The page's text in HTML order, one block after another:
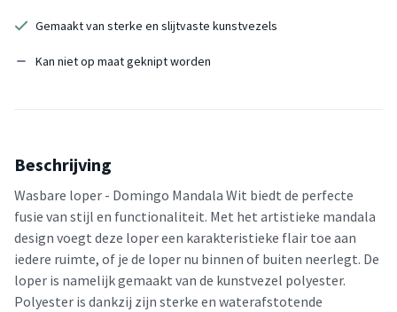
Gemaakt van sterke en slijtvaste kunstvezels
Kan niet op maat geknipt worden
Beschrijving
Wasbare loper - Domingo Mandala Wit biedt de perfecte
fusie van stijl en functionaliteit. Met het artistieke mandala
design voegt deze loper een karakteristieke flair toe aan
iedere ruimte, of je de loper nu binnen of buiten neerlegt. De
loper is namelijk gemaakt van de kunstvezel polyester.
Polyester is dankzij zijn sterke en waterafstotende